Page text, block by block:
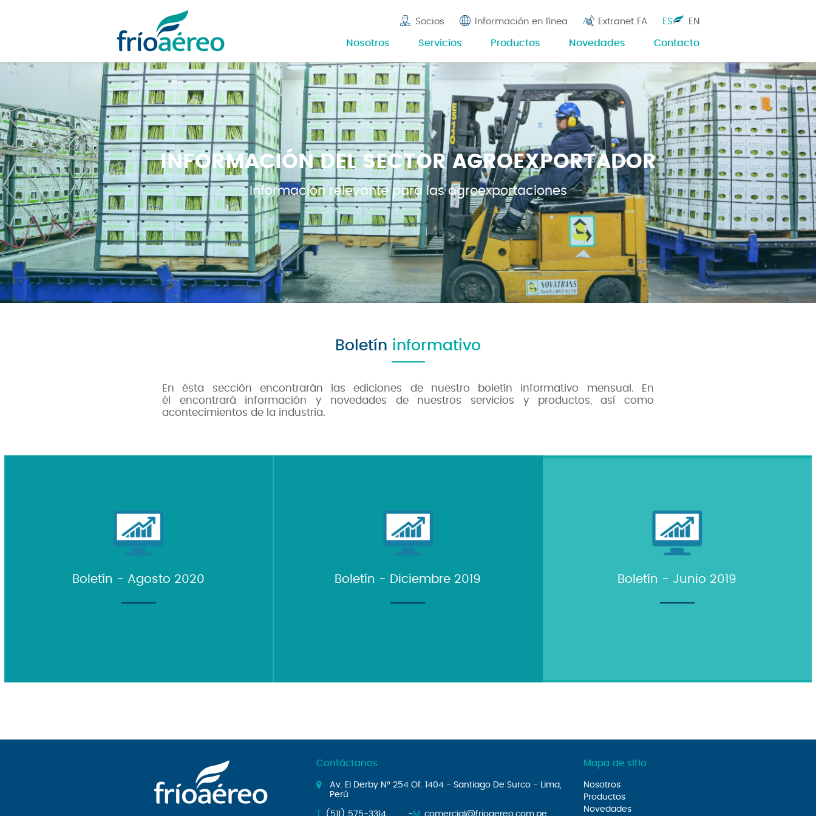
Socios Información en línea Extranet FA ES EN
Nosotros Servicios Productos Novedades Contacto
INFORMACIÓN DEL SECTOR AGROEXPORTADOR
Información relevante para las agroexportaciones
Boletín informativo
En ésta sección encontrarán las ediciones de nuestro boletín informativo mensual. En
él encontrará información y novedades de nuestros servicios y productos, así como
acontecimientos de la industria.
Boletín - Agosto 2020 Boletín - Diciembre 2019 Boletín - Junio 2019
Contáctanos
Av. El Derby N° 254 Of. 1404 - Santiago De Surco - Lima,
Perú
(511) 575-3314 - M. comercial@frioaereo.com.pe
Mapa de sitio
Nosotros
Productos
Novedades